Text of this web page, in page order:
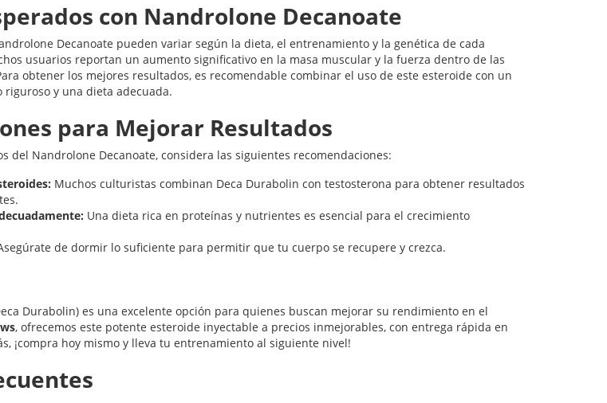
con Nandrolone Decanoate
Decanoate pueden variar según la dieta, el entrenamiento y la genética de cada
usuarios reportan un aumento significativo en la masa muscular y la fuerza dentro de las
obtener los mejores resultados, es recomendable combinar el uso de este esteroide con un
y una dieta adecuada.
para Mejorar Resultados
del Nandrolone Decanoate, considera las siguientes recomendaciones:
Muchos culturistas combinan Deca Durabolin con testosterona para obtener resultados
Una dieta rica en proteínas y nutrientes es esencial para el crecimiento
de dormir lo suficiente para permitir que tu cuerpo se recupere y crezca.
Durabolin) es una excelente opción para quienes buscan mejorar su rendimiento en el
, ofrecemos este potente esteroide inyectable a precios inmejorables, con entrega rápida en
¡compra hoy mismo y lleva tu entrenamiento al siguiente nivel!